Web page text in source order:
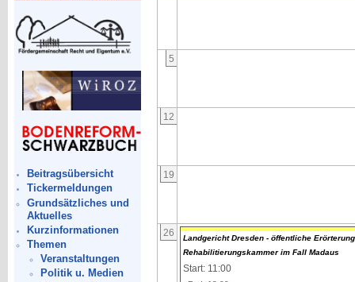
Beitragsübersicht
Tickermeldungen
Grundsätzliches und
Aktuelles
Kurzinformationen
Themen
Veranstaltungen
Politik u. Medien
5
12
19
26
Landgericht Dresden - öffentliche
Rehabilitierungskammer im Fall Madaus
Start: 11:00